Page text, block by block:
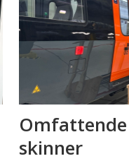
skinner